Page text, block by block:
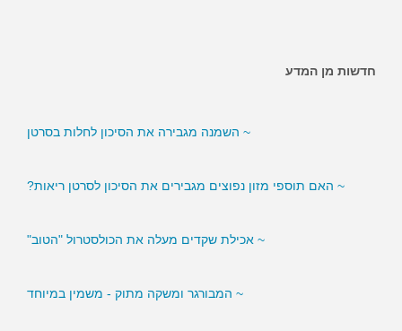
חדשות מן המדע
~ האם ממתיקים מלאכותיים מגבירים את הסיכון לסוכרת?
~ השמנה מגבירה את הסיכון לחלות בסרטן
~ האם תוספי מזון נפוצים מגבירים את הסיכון לסרטן ריאות?
~ אכילת שקדים מעלה את הכולסטרול "הטוב"